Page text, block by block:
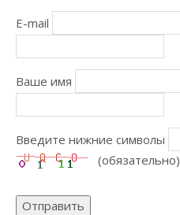
E-mail
Ваше имя
Введите нижние символы
(обязательно)
Отправить